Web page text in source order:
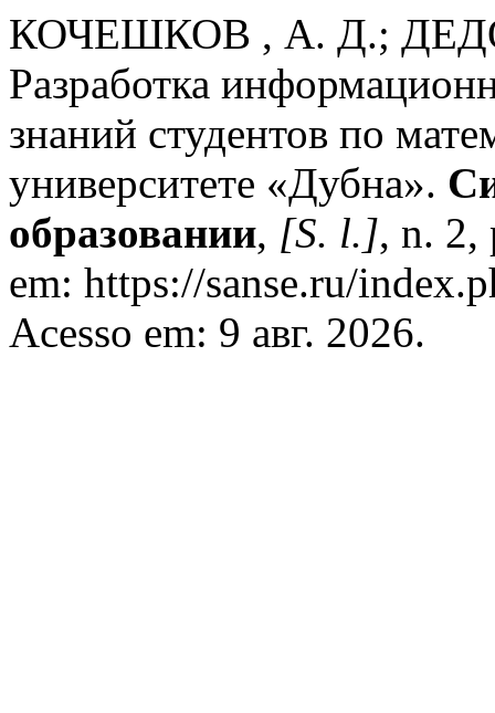
КОЧЕШКОВ , А. Д.;
Разработка
знаний студентов по
университете «Дубна».
образовании, [S. l.], n. 2,
em: https://sanse.ru/
Acesso em: 9 авг. 2026.